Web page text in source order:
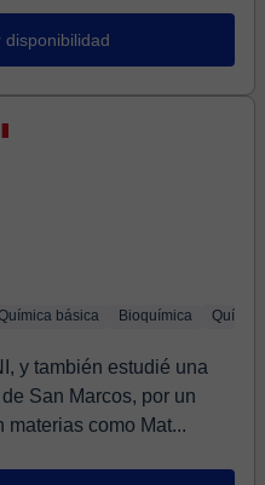
disponibilidad
básica Bioquímica
y también estudié una
San Marcos, por un
como Mat...